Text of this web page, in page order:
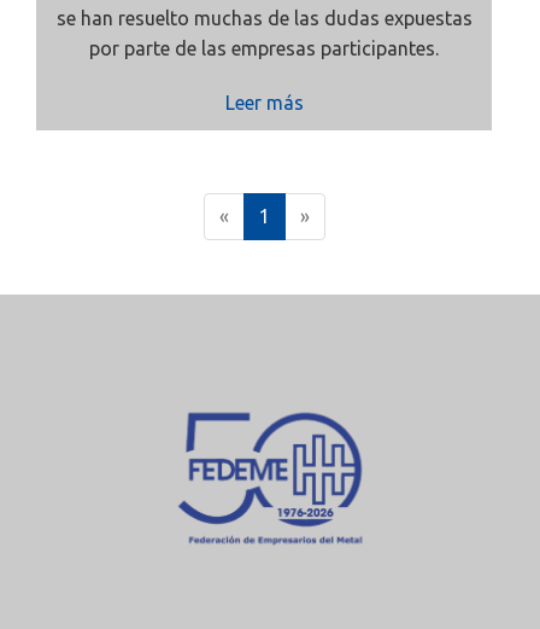
se han resuelto muchas de las dudas expuestas
por parte de las empresas participantes.
Leer más
« 1
c
t
)
»